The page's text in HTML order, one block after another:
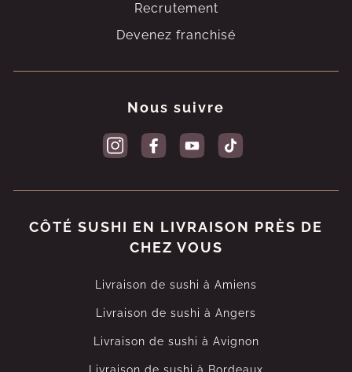
Recrutement
Devenez franchisé
Nous suivre
CÔTÉ SUSHI EN LIVRAISON PRÈS DE
CHEZ VOUS
Livraison de sushi à Amiens
Livraison de sushi à Angers
Livraison de sushi à Avignon